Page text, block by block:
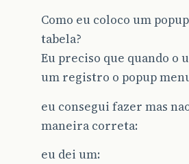
Como eu coloco um
tabela?
Eu preciso que quando o
um registro o popup
eu consegui fazer mas
maneira correta:
eu dei um: